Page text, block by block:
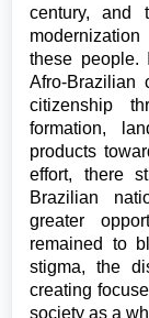
century, and
these people.
Afro-Brazilian
citizenship
formation,
products
effort, there
Brazilian
greater
remained to
stigma, the
creating
society as a